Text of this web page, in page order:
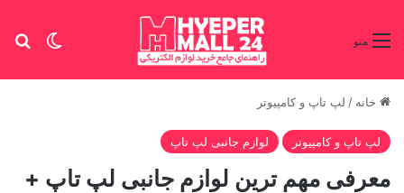
تغییر منو
خانه / لپ تاپ و کامپیوتر
لپ تاپ و کامپیوتر لوازم جانبی لپ تاپ
معرفی مهم ترین لوازم جانبی لپ تاپ +